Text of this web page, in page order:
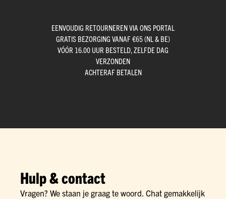
EENVOUDIG RETOURNEREN VIA ONS PORTAL
GRATIS BEZORGING VANAF €65 (NL & BE)
VÓÓR 16.00 UUR BESTELD, ZELFDE DAG
VERZONDEN
ACHTERAF BETALEN
Hulp & contact
Vragen? We staan je graag te woord. Chat gemakkelijk